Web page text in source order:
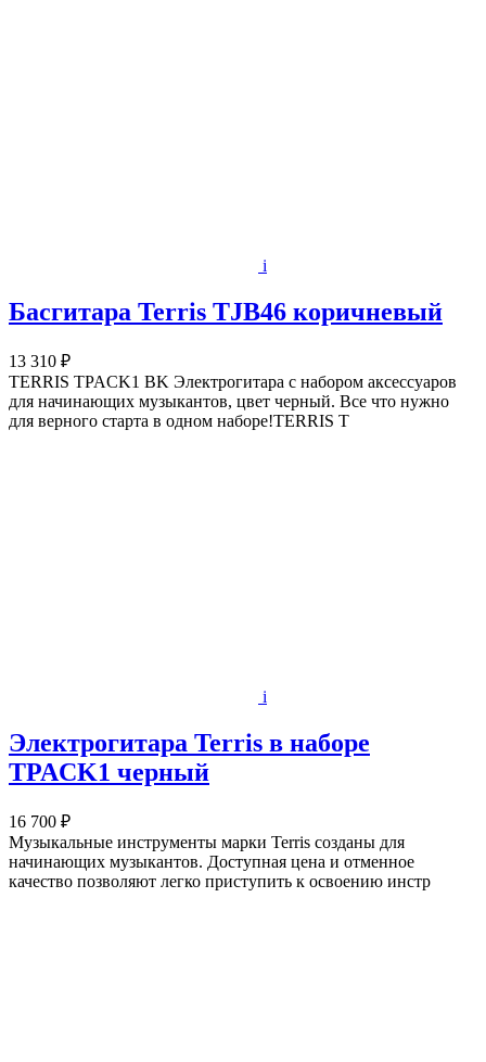
i
Басгитара Terris TJB46 коричневый
13 310 ₽
TERRIS TPACK1 BK Электрогитара с набором аксессуаров
для начинающих музыкантов, цвет черный. Все что нужно
для верного старта в одном наборе!TERRIS T
i
Электрогитара Terris в наборе
TPACK1 черный
16 700 ₽
Музыкальные инструменты марки Terris созданы для
начинающих музыкантов. Доступная цена и отменное
качество позволяют легко приступить к освоению инстр